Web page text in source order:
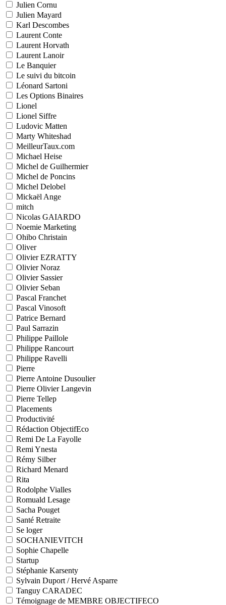
Julien Cornu
Julien Mayard
Karl Descombes
Laurent Conte
Laurent Horvath
Laurent Lanoir
Le Banquier
Le suivi du bitcoin
Léonard Sartoni
Les Options Binaires
Lionel
Lionel Siffre
Ludovic Matten
Marty Whiteshad
MeilleurTaux.com
Michael Heise
Michel de Guilhermier
Michel de Poncins
Michel Delobel
Mickaël Ange
mitch
Nicolas GAIARDO
Noemie Marketing
Ohibo Christain
Oliver
Olivier EZRATTY
Olivier Noraz
Olivier Sassier
Olivier Seban
Pascal Franchet
Pascal Vinosoft
Patrice Bernard
Paul Sarrazin
Philippe Paillole
Philippe Rancourt
Philippe Ravelli
Pierre
Pierre Antoine Dusoulier
Pierre Olivier Langevin
Pierre Tellep
Placements
Productivité
Rédaction ObjectifEco
Remi De La Fayolle
Remi Ynesta
Rémy Silber
Richard Menard
Rita
Rodolphe Vialles
Romuald Lesage
Sacha Pouget
Santé Retraite
Se loger
SOCHANIEVITCH
Sophie Chapelle
Startup
Stéphanie Karsenty
Sylvain Duport / Hervé Asparre
Tanguy CARADEC
Témoignage de MEMBRE OBJECTIFECO